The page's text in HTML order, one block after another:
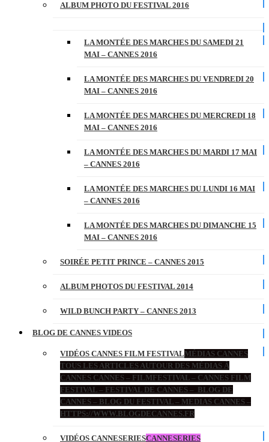
ALBUM PHOTO DU FESTIVAL 2016
LA MONTÉE DES MARCHES DU SAMEDI 21
MAI – CANNES 2016
LA MONTÉE DES MARCHES DU VENDREDI 20
MAI – CANNES 2016
LA MONTÉE DES MARCHES DU MERCREDI 18
MAI – CANNES 2016
LA MONTÉE DES MARCHES DU MARDI 17 MAI
– CANNES 2016
LA MONTÉE DES MARCHES DU LUNDI 16 MAI
– CANNES 2016
LA MONTÉE DES MARCHES DU DIMANCHE 15
MAI – CANNES 2016
SOIRÉE PETIT PRINCE – CANNES 2015
ALBUM PHOTOS DU FESTIVAL 2014
WILD BUNCH PARTY – CANNES 2013
BLOG DE CANNES VIDEOS
VIDÉOS CANNES FILM FESTIVALMÉDIAS CANNES
TOUS LES ARTICLES AUTOUR DES MÉDIAS À
CANNES CANNES – FILMFESTIVAL – CANNES FILM
FESTIVAL – FESTIVAL DE CANNES – BLOG DE
CANNES – BLOG DU FESTIVAL – MEDIAS CANNES –
HTTPS://WWW.BLOGDECANNES.FR
VIDÉOS CANNESERIESCANNESERIES